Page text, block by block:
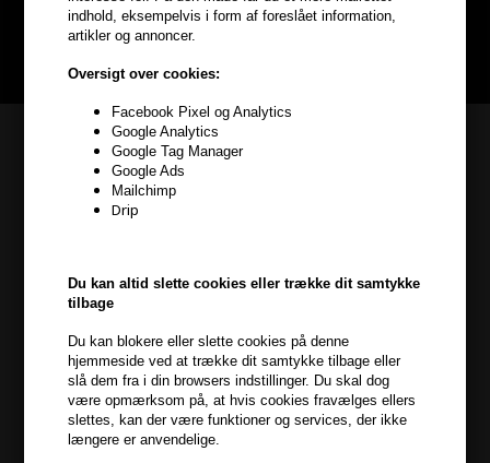
indhold, eksempelvis i form af foreslået information,
artikler og annoncer.
Oversigt over cookies:
Facebook Pixel og Analytics
Google Analytics
Google Tag Manager
Google Ads
Mailchimp
Drip
Du kan altid slette cookies eller trække dit samtykke
tilbage
Du kan blokere eller slette cookies på denne
hjemmeside ved at trække dit samtykke tilbage eller
slå dem fra i din browsers indstillinger. Du skal dog
være opmærksom på, at hvis cookies fravælges ellers
slettes, kan der være funktioner og services, der ikke
længere er anvendelige.
handler
Kundeservice
Frisenborgvej 6A
kundeservice@hair247.dk
Modtag tilbud mm
Tilmeld dig nyhedsbrev - du kan altid afmelde det igen.